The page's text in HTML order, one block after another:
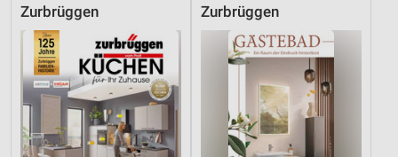
Zurbrüggen Zurbrüggen
Geräte anhand von aktiv angeforderten
Informationen identifizieren
Nicht-IAB-Verarbeitungszwecke:
Notwendig
Performance
Funktional